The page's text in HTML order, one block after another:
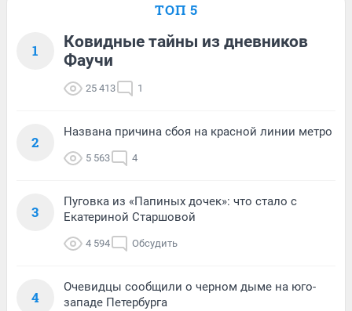
ТОП 5
1
Ковидные тайны из дневников
Фаучи
25 413 1
2
Названа причина сбоя на красной линии метро
5 563 4
3
Пуговка из «Папиных дочек»: что стало с
Екатериной Старшовой
4 594 Обсудить
4
Очевидцы сообщили о черном дыме на юго-
западе Петербурга